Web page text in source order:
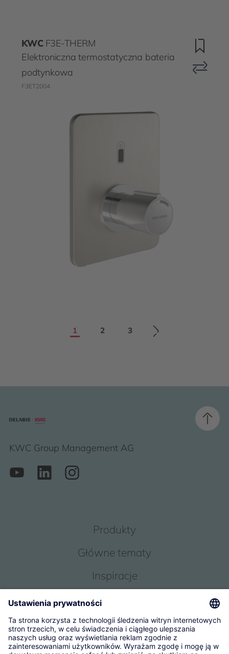
KWC F3E-THERM
Elektroniczna termostatyczna bateria
podtynkowa
F3ET2004
1 2 3
KWC Group Management AG
Produkty
Główne tematy
Inspiracje
Obsługa
O Nas